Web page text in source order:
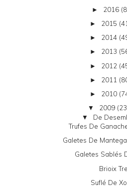
► 2016
► 2015
► 2014
► 2013
► 2012
► 2011
► 2010
▼ 2009
▼ De
Trufes De
Galetes De
Galetes Sablés
Brioix
Suflé De